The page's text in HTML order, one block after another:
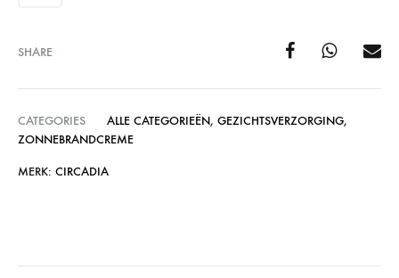
SHARE
CATEGORIES ALLE CATEGORIEËN, GEZICHTSVERZORGING,
ZONNEBRANDCREME
MERK: CIRCADIA